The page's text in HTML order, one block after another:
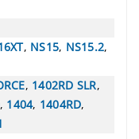
, NS15, NS15.2,
, 1402RD SLR,
, 1404, 1404RD,